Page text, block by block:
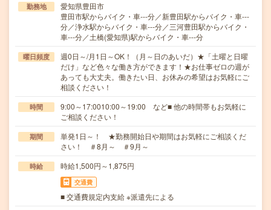
勤務地
愛知県豊田市
豊田市駅からバイク・車---分／新豊田駅からバイク・車---
分／浄水駅からバイク・車---分／三河豊田駅からバイク・
車---分／土橋(愛知県)駅からバイク・車---分
曜日頻度
週0日～/月1日～OK！（月～日のあいだ）★「土曜と日曜
だけ」など色々な働き方ができます！★お仕事ゼロの週が
あっても大丈夫。働きたい日、お休みの希望はお気軽にご
相談ください！
時間
9:00～17:0010:00～19:00 など■ 他の時間帯もお気軽に
ご相談ください！
期間
単発1日～！ ★勤務開始日や期間はお気軽にご相談くだ
さい！ ＃8月～ ＃9月～
時給 時給1,500円～1,875円
交通費
■ 交通費規定内支給 ※派遣先による